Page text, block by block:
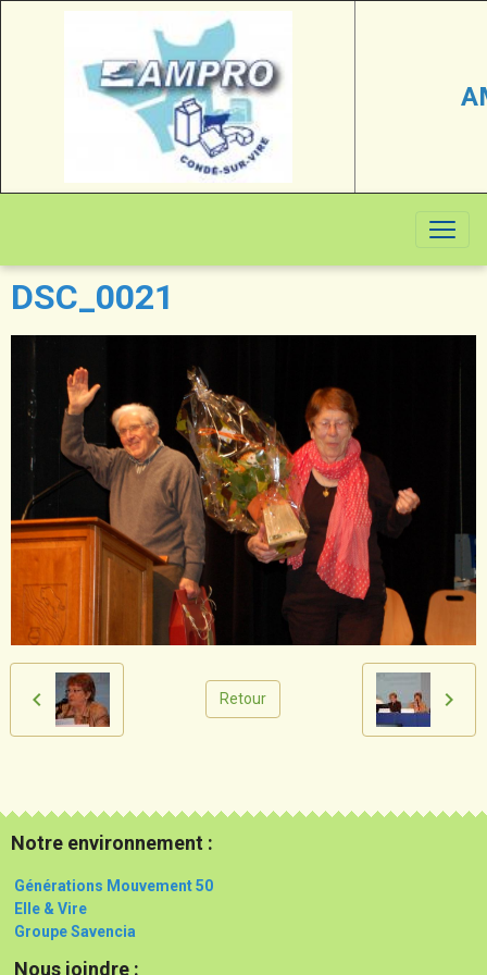
DSC_0021
Retour
Notre environnement :
Générations Mouvement 50
Elle & Vire
Groupe Savencia
Nous joindre :